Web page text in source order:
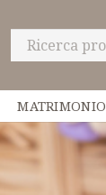
MATRIMONIO